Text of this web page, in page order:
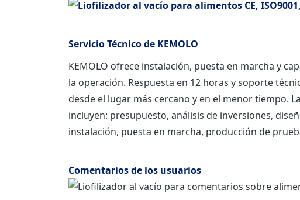
Servicio Técnico de KEMOLO
KEMOLO ofrece instalación, puesta en marcha y
la operación. Respuesta en 12 horas y soporte
desde el lugar más cercano y en el menor tiempo.
incluyen: presupuesto, análisis de inversiones,
instalación, puesta en marcha, producción de
Comentarios de los usuarios